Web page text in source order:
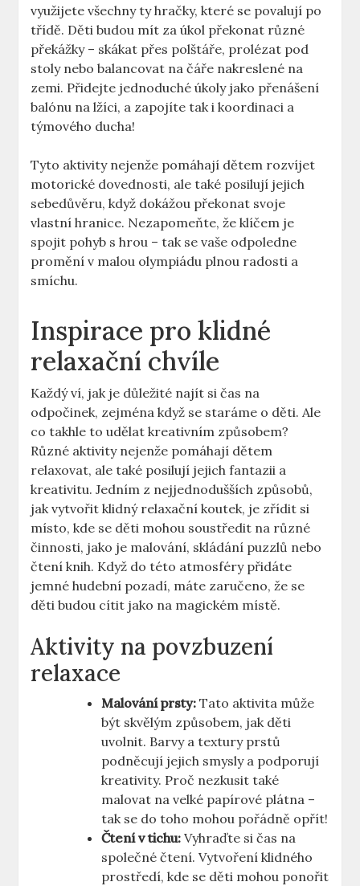
využijete všechny ty ⁢hračky, které se povalují po
třídě. Děti budou mít ⁢za úkol překonat různé
překážky –⁢ skákat přes polštáře, prolézat pod
stoly nebo balancovat na čáře nakreslené​ na
zemi.‍ Přidejte ‍jednoduché úkoly jako přenášení
balónu na⁢ lžíci, a zapojíte tak i ⁤koordinaci‍ a
týmového ducha!
Tyto aktivity nejenže pomáhají dětem rozvíjet
‍motorické dovednosti,⁤ ale také posilují jejich
sebedůvěru, když dokážou překonat svoje
vlastní hranice. Nezapomeňte, že klíčem je
spojit ​pohyb s hrou – tak ‌se vaše odpoledne
promění v malou olympiádu⁤ plnou radosti a
smíchu.
Inspirace pro klidné
relaxační chvíle
Každý ví, jak je důležité najít ​si čas na
odpočinek, zejména když⁤ se staráme o děti. Ale
co takhle to udělat kreativním způsobem?
Různé aktivity nejenže pomáhají​ dětem
⁤relaxovat, ale také posilují jejich fantazii a
kreativitu. ​Jedním z nejjednodušších způsobů,
‍jak vytvořit klidný relaxační koutek, je zřídit si
místo, kde se ‌děti mohou soustředit na různé‍
činnosti, jako je malování, skládání puzzlů nebo
čtení knih. Když do této atmosféry přidáte
jemné hudební pozadí, máte zaručeno, že se
děti budou cítit‌ jako na magickém místě.
Aktivity na povzbuzení
relaxace
Malování prsty: Tato aktivita může
být skvělým ‍způsobem, jak děti
uvolnit. Barvy a textury prstů​
podněcují jejich smysly a podporují
kreativity. Proč nezkusit také
malovat na velké papírové ⁣plátna –
tak se​ do toho mohou ​pořádně opřít!
Čtení v tichu: Vyhraďte‍ si čas na
společné čtení. Vytvoření klidného
prostředí, kde se děti mohou ponořit